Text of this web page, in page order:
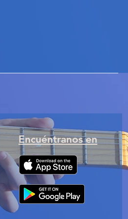
Encuéntranos en